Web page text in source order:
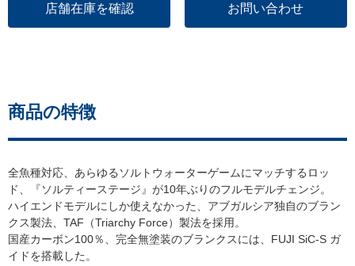
店舗在庫を確認 お問い合わせ
商品の特徴
全魚種対応、あらゆるソルトウォーターゲームにマッチするロッ
ド、『ソルティーステージ』が10年ぶりのフルモデルチェンジ。
ハイエンドモデルにしか使えなかった、アブガルシア独自のブラン
クス製法、TAF（Triarchy Force）製法を採用。
国産カーボン100％、完全無塗装のブランクスには、FUJI SiC‐S ガ
イドを搭載した。